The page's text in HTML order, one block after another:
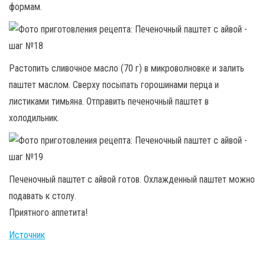
формам.
Растопить сливочное масло (70 г) в микроволновке и залить
паштет маслом. Сверху посыпать горошинами перца и
листиками тимьяна. Отправить печеночный паштет в
холодильник.
Печеночный паштет с айвой готов. Охлажденный паштет можно
подавать к столу.
Приятного аппетита!
Источник